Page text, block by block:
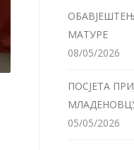
МАТУРЕ
08/05/2026
ПОСЈЕТА
05/05/2026